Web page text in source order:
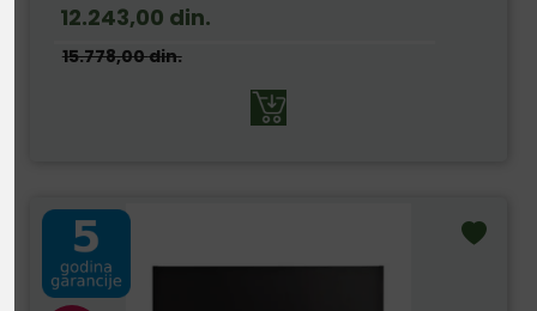
12.243,00 din.
15.778,00din.